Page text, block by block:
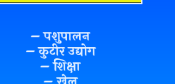
– पशुपालन
– कुटीर उद्योग
– शिक्षा